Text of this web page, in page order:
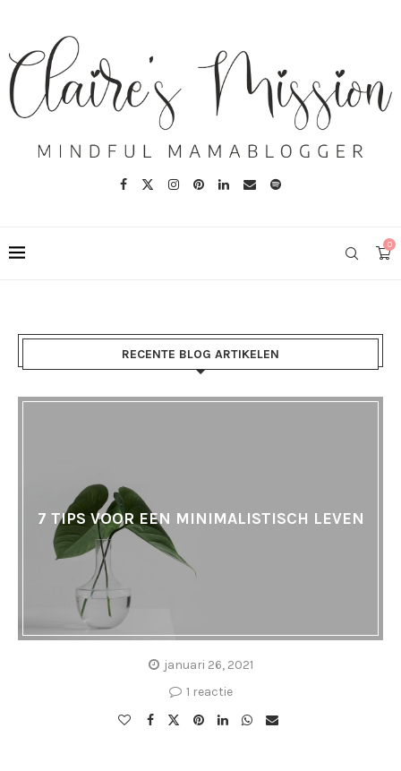
0
RECENTE BLOG ARTIKELEN
7 TIPS VOOR EEN MINIMALISTISCH LEVEN
januari 26, 2021
1 reactie